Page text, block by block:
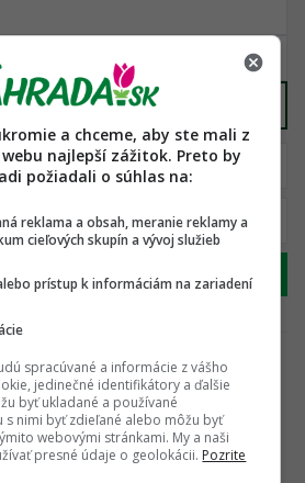
Hľadať
produkt
a chceme, aby ste mali z
najlepší zážitok. Preto by
požiadali o súhlas na:
reklama a obsah, meranie reklamy a
cieľových skupín a vývoj služieb
prístup k informáciám na zariadení
spracúvané a informácie z vášho
jedinečné identifikátory a ďalšie
byť ukladané a používané
s nimi byť zdieľané alebo môžu byť
webovými stránkami. My a naši
presné údaje o geolokácii. Pozrite